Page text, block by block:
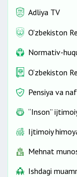
Adliya TV
O'zbekiston
Normativ-
O‘zbekiston
Pensiya va
“Inson”
Ijtimoiy
Mehnat
Ishdagi